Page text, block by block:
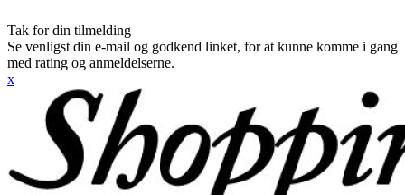
Tak for din tilmelding
Se venligst din e-mail og godkend linket, for at kunne komme i gang
med rating og anmeldelserne.
x